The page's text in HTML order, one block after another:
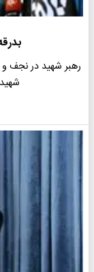
رهبر شهید در نجف